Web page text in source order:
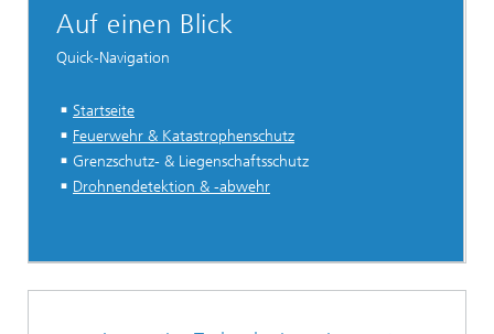
Auf einen Blick
Quick-Navigation
Startseite
Feuerwehr & Katastrophenschutz
Grenzschutz- & Liegenschaftsschutz
Drohnendetektion & -abwehr